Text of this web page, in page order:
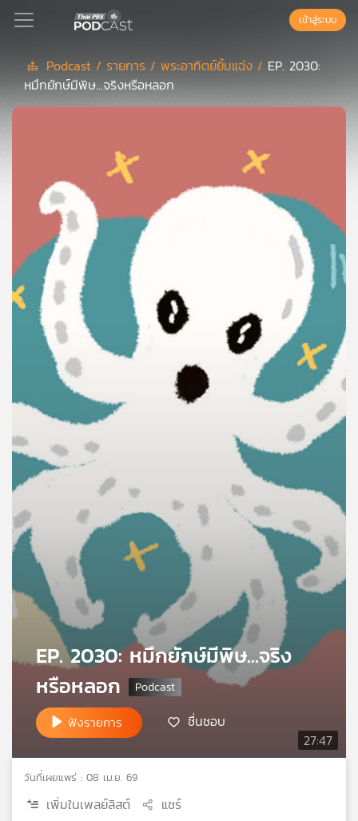
Podcast
แนะนำ
เพล
ย์
ลิ
บทความ
ข่าว
กิจกรรม
กับ
เครือ
วิทยุ
ไทย
เข้าสู่ระบบ
Podcast / รายการ /พระอาทิตย์ยิ้มแฉ่ง / EP. 2030:
หมึกยักษ์มีพิษ...จริงหรือหลอก
27:47
EP. 2030: หมึกยักษ์มีพิษ...จริง
หรือหลอก
ฟังรายการ ชื่นชอบ
วันที่เผยแพร่ : 08 เม.ย. 69
เพิ่มในเพลย์ลิสต์ แชร์